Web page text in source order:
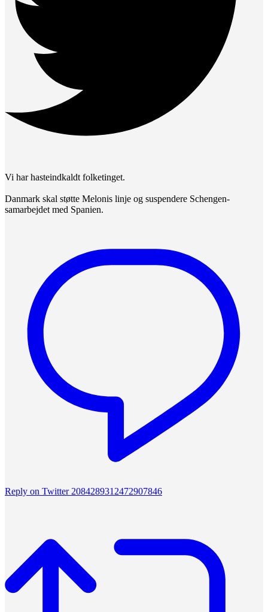
Vi har hasteindkaldt folketinget.
Danmark skal støtte Melonis linje og suspendere Schengen-
samarbejdet med Spanien.
Reply on Twitter 2084289312472907846